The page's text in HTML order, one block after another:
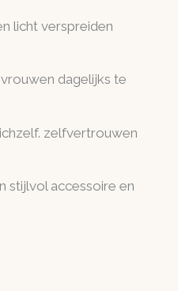
licht verspreiden
dagelijks te
zelfvertrouwen
stijlvol accessoire en